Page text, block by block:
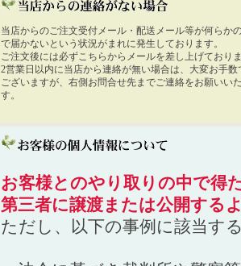
当店からのご注文受付メール・配送メール等が何らか
で届かないという状況がまれに発生しております。
ご注文後には必ずこちらからメールを差し上げており
2営業日以内に当店から連絡が無い場合は、大変お手数
ございますが、右側お問合せ先までご連絡をお願いい
す。
お客様とのやり取りの中で得
第三者に譲渡または公開する
ただし、以下の事例に該当す